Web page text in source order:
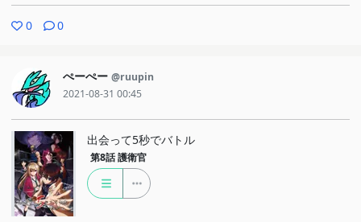
0 0
ぺーぺー @ruupin
2021-08-31 00:45
出会って5秒でバトル
第8話 護衛官